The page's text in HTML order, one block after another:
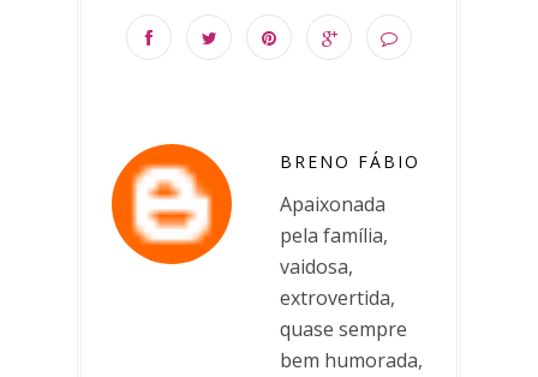
BRENO FÁBIO
Apaixonada
pela família,
vaidosa,
extrovertida,
quase sempre
bem humorada,